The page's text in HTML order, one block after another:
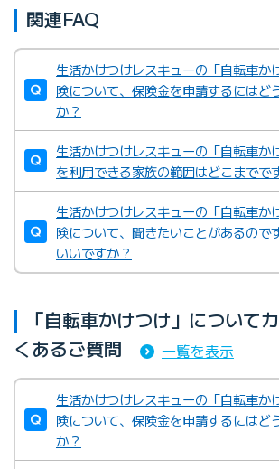
関連FAQ
生活かけつけレスキューの「自転車か
険について、保険金を申請するにはど
か？
生活かけつけレスキューの「自転車か
を利用できる家族の範囲はどこまでで
生活かけつけレスキューの「自転車か
険について、聞きたいことがあるので
いいですか？
「自転車かけつけ」について
くあるご質問
一覧を表示
生活かけつけレスキューの「自転車か
険について、保険金を申請するにはど
か？